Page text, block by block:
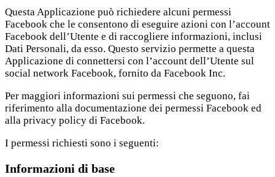
Questa Applicazione può richiedere alcuni permessi
Facebook che le consentono di eseguire azioni con l’account
Facebook dell’Utente e di raccogliere informazioni, inclusi
Dati Personali, da esso. Questo servizio permette a questa
Applicazione di connettersi con l’account dell’Utente sul
social network Facebook, fornito da Facebook Inc.
Per maggiori informazioni sui permessi che seguono, fai
riferimento alla documentazione dei permessi Facebook ed
alla privacy policy di Facebook.
I permessi richiesti sono i seguenti:
Informazioni di base